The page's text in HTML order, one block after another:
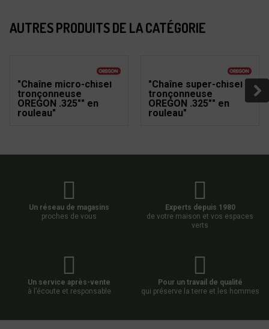
AUTRES PRODUITS DE LA CATÉGORIE
"Chaîne micro-chisel
tronçonneuse
OREGON .325"" en
rouleau"
"Chaîne super-chisel
tronçonneuse
OREGON .325"" en
rouleau"
Un réseau de magasins
proches de vous
Experts depuis 1980
de votre maison et vos espaces
verts
Un service après-vente
à l’écoute et responsable
Pour un travail de qualité
qui préserve la terre et les hommes